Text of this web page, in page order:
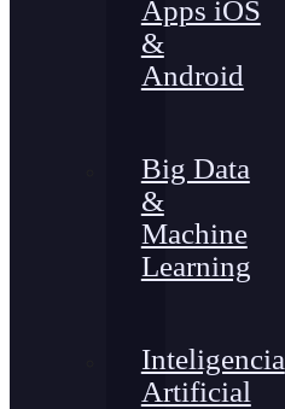
Apps iOS
&
Android
Big Data
&
Machine
Learning
Inteligencia
Artificial